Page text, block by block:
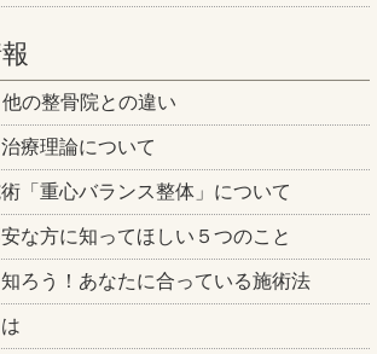
の整骨院との違い
療理論について
「重心バランス整体」について
安な方に知ってほしい５つのこと
ろう！あなたに合っている施術法